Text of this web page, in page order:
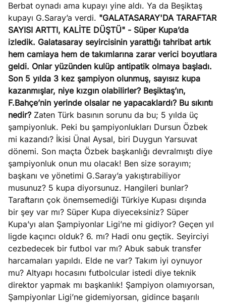
Berbat oynadı ama kupayı yine aldı. Ya da Beşiktaş
kupayı G.Saray’a verdi. "GALATASARAY'DA TARAFTAR
SAYISI ARTTI, KALİTE DÜŞTÜ" - Süper Kupa’da
izledik. Galatasaray seyircisinin yarattığı tahribat artık
hem camiaya hem de takımlarına zarar verici boyutlara
geldi. Onlar yüzünden kulüp antipatik olmaya başladı.
Son 5 yılda 3 kez şampiyon olunmuş, sayısız kupa
kazanmışlar, niye kızgın olabilirler? Beşiktaş’ın,
F.Bahçe’nin yerinde olsalar ne yapacaklardı? Bu sıkıntı
nedir? Zaten Türk basının sorunu da bu; 5 yılda üç
şampiyonluk. Peki bu şampiyonlukları Dursun Özbek
mi kazandı? İkisi Ünal Aysal, biri Duygun Yarsuvat
dönemi. Son maçta Özbek başkanlığı devralmıştı diye
şampiyonluk onun mu olacak! Ben size sorayım;
başkanı ve yönetimi G.Saray’a yakıştırabiliyor
musunuz? 5 kupa diyorsunuz. Hangileri bunlar?
Taraftarın çok önemsemediği Türkiye Kupası dışında
bir şey var mı? Süper Kupa diyeceksiniz? Süper
Kupa’yı alan Şampiyonlar Ligi’ne mi gidiyor? Geçen yıl
ligde kaçıncı olduk? 6. mı? Hadi onu geçtik. Seyirciyi
cezbedecek bir futbol var mı? Abuk sabuk transfer
harcamaları yapıldı. Elde ne var? Takım iyi oynuyor
mu? Altyapı hocasını futbolcular istedi diye teknik
direktor yapmak mı başkanlık! Şampiyon olamıyorsan,
Şampiyonlar Ligi’ne gidemiyorsan, gidince başarılı